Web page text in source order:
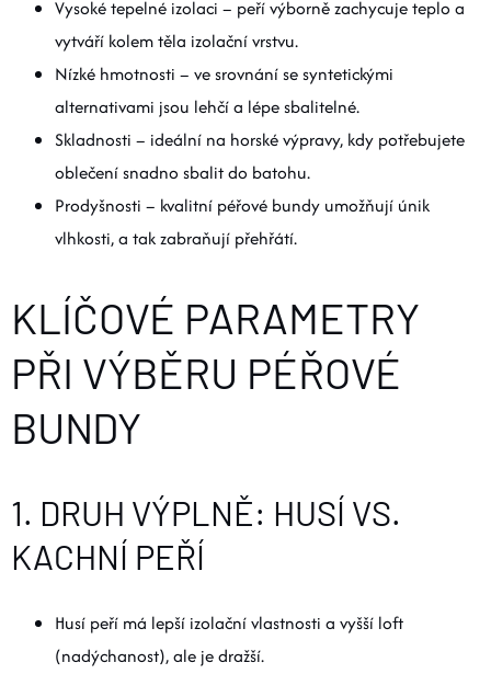
Vysoké tepelné izolaci – peří výborně zachycuje teplo a
vytváří kolem těla izolační vrstvu.
Nízké hmotnosti – ve srovnání se syntetickými
alternativami jsou lehčí a lépe sbalitelné.
Skladnosti – ideální na horské výpravy, kdy potřebujete
oblečení snadno sbalit do batohu.
Prodyšnosti – kvalitní péřové bundy umožňují únik
vlhkosti, a tak zabraňují přehřátí.
KLÍČOVÉ PARAMETRY
PŘI VÝBĚRU PÉŘOVÉ
BUNDY
1. DRUH VÝPLNĚ: HUSÍ VS.
KACHNÍ PEŘÍ
Husí peří má lepší izolační vlastnosti a vyšší loft
(nadýchanost), ale je dražší.